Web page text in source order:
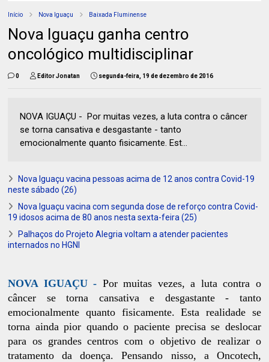
Início Nova Iguaçu Baixada Fluminense
Nova Iguaçu ganha centro
oncológico multidisciplinar
0 Editor Jonatan segunda-feira, 19 de dezembro de 2016
NOVA IGUAÇU - Por muitas vezes, a luta contra o câncer
se torna cansativa e desgastante - tanto
emocionalmente quanto fisicamente. Est...
Nova Iguaçu vacina pessoas acima de 12 anos contra Covid-19
neste sábado (26)
Nova Iguaçu vacina com segunda dose de reforço contra Covid-
19 idosos acima de 80 anos nesta sexta-feira (25)
Palhaços do Projeto Alegria voltam a atender pacientes
internados no HGNI
NOVA IGUAÇU - Por muitas vezes, a luta contra o
câncer se torna cansativa e desgastante - tanto
emocionalmente quanto fisicamente. Esta realidade se
torna ainda pior quando o paciente precisa se deslocar
para os grandes centros com o objetivo de realizar o
tratamento da doença. Pensando nisso, a Oncotech,